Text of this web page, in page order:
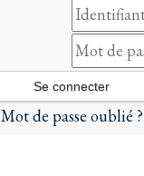
Mot de passe oublié ?